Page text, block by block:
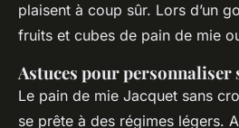
plaisent à coup sûr. Lors d’un
fruits et cubes de pain de mie
Astuces pour personnaliser
Le pain de mie Jacquet sans
se prête à des régimes légers.